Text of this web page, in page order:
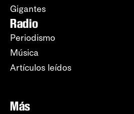
Gigantes
Radio
Periodismo
Música
Artículos leídos
Más